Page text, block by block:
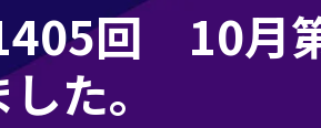
回 10月第
た。